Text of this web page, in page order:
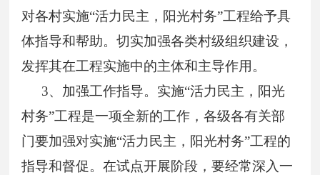
对各村实施“活力民主，阳光村务”工程给予具
体指导和帮助。切实加强各类村级组织建设，
发挥其在工程实施中的主体和主导作用。
3、加强工作指导。实施“活力民主，阳光
村务”工程是一项全新的工作，各级各有关部
门要加强对实施“活力民主，阳光村务”工程的
指导和督促。在试点开展阶段，要经常深入一